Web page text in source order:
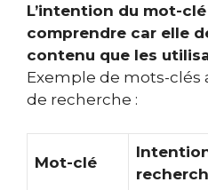
L’intention du mot-
comprendre car elle
contenu que les
Exemple de mots-clés
de recherche :
Mot-clé